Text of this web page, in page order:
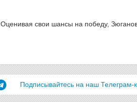
Оценивая свои шансы на победу,
Подписывайтесь на наш Телеграм-